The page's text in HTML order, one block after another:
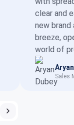
clear and
new brand
breeze,
world of
Sales